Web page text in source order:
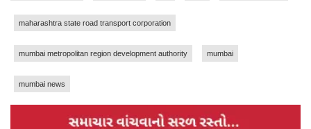
maharashtra state road transport corporation
mumbai metropolitan region development authority mumbai
mumbai news